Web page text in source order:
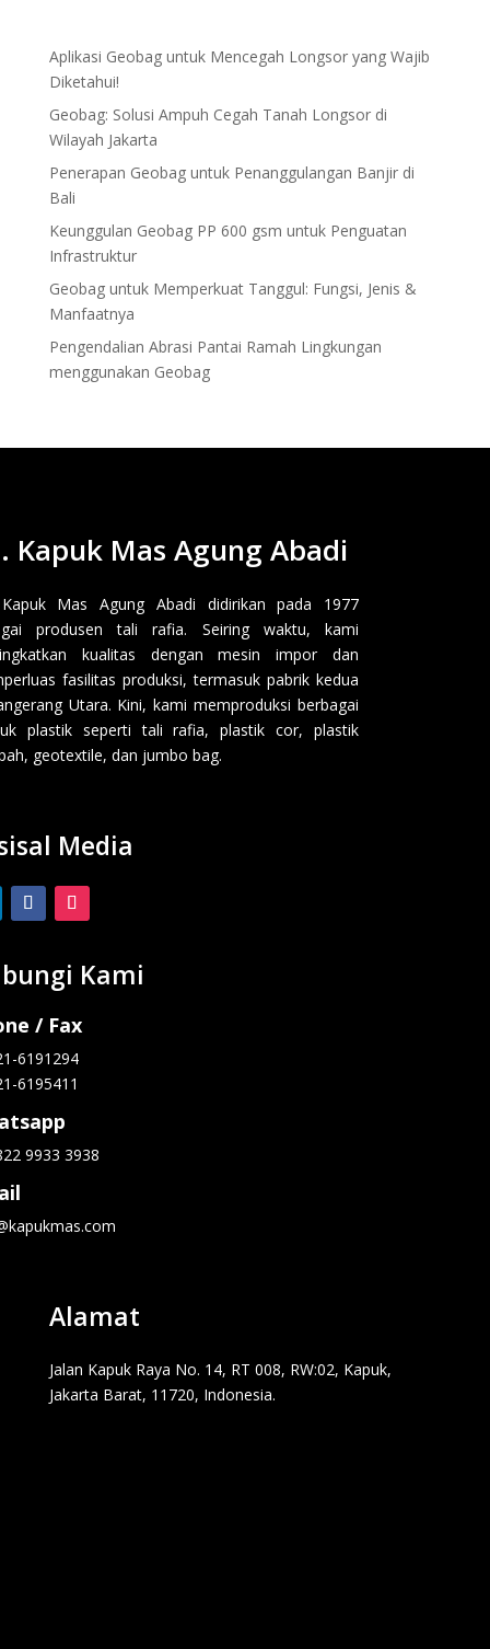
Aplikasi Geobag untuk Mencegah Longsor yang Wajib
Diketahui!
Geobag: Solusi Ampuh Cegah Tanah Longsor di
Wilayah Jakarta
Penerapan Geobag untuk Penanggulangan Banjir di
Bali
Keunggulan Geobag PP 600 gsm untuk Penguatan
Infrastruktur
Geobag untuk Memperkuat Tanggul: Fungsi, Jenis &
Manfaatnya
Pengendalian Abrasi Pantai Ramah Lingkungan
menggunakan Geobag
Kapuk Mas Agung Abadi
Mas Agung Abadi didirikan pada 1977
produsen tali rafia. Seiring waktu, kami
kualitas dengan mesin impor dan
fasilitas produksi, termasuk pabrik kedua
Utara. Kini, kami memproduksi berbagai
plastik seperti tali rafia, plastik cor, plastik
geotextile, dan jumbo bag.
Media
Kami
/ Fax
6191294
6195411
9933 3938
Alamat
Jalan Kapuk Raya No. 14, RT 008, RW:02, Kapuk,
Jakarta Barat, 11720, Indonesia.